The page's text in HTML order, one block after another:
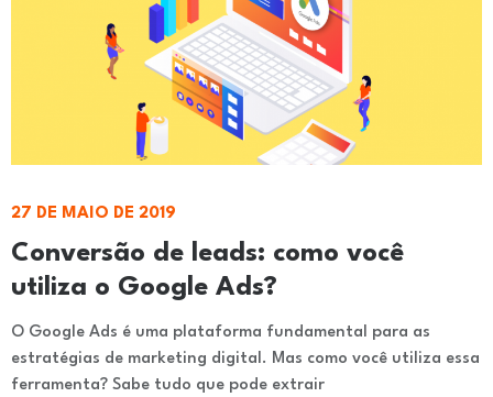
Conversão de leads: como você
utiliza o Google Ads?
27 DE MAIO DE 2019
O Google Ads é uma plataforma fundamental para as
estratégias de marketing digital. Mas como você utiliza essa
ferramenta? Sabe tudo que pode extrair